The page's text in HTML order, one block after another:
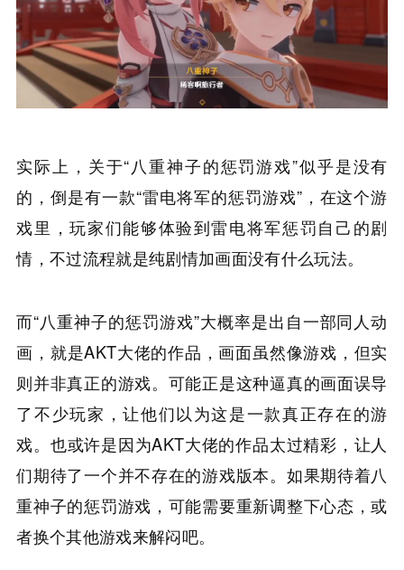
实际上，关于“八重神子的惩罚游戏”似乎是没有
的，倒是有一款“雷电将军的惩罚游戏”，在这个游
戏里，玩家们能够体验到雷电将军惩罚自己的剧
情，不过流程就是纯剧情加画面没有什么玩法。
而“八重神子的惩罚游戏”大概率是出自一部同人动
画，就是AKT大佬的作品，画面虽然像游戏，但实
则并非真正的游戏。可能正是这种逼真的画面误导
了不少玩家，让他们以为这是一款真正存在的游
戏。也或许是因为AKT大佬的作品太过精彩，让人
们期待了一个并不存在的游戏版本。如果期待着八
重神子的惩罚游戏，可能需要重新调整下心态，或
者换个其他游戏来解闷吧。